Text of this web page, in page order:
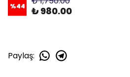
%44 ₺ 1,750.00
₺ 980.00
Paylaş: